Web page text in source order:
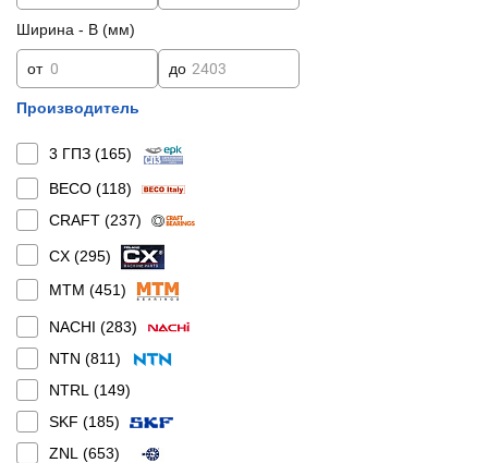
Ширина - B (мм)
от до
Производитель
3 ГПЗ (165)
BECO (118)
CRAFT (237)
CX (295)
MTM (451)
NACHI (283)
NTN (811)
NTRL (149)
SKF (185)
ZNL (653)